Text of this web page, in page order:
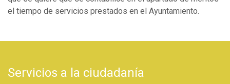
el tiempo de servicios prestados en el Ayuntamiento.
Servicios a la ciudadanía